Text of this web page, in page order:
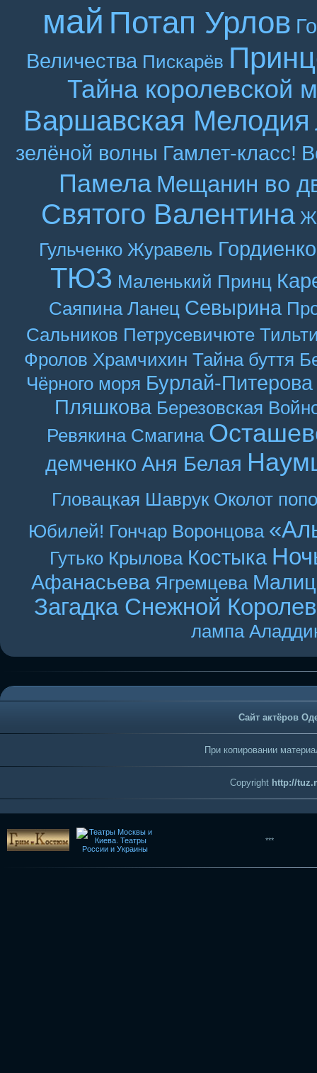
май Потап Урлов
Величества Пискарёв
Тайна королевской
Варшавская Мелодия
зелёной волны Гамлет-класс!
Памела Мещанин во
Святого Валентина
Гульченко Журавель Гордиенко
ТЮЗ Маленький Принц
Саяпина Ланец Севырина
Сальников Петрусевичюте
Фролов Храмчихин Тайна буття
Чёрного моря Бурлай-Питерова
Пляшкова Березовская
Ревякина Смагина
демченко Аня Белая
Гловацкая Шаврук Околот
Юбилей! Гончар Воронцова
Гутько Крылова Костыка
Афанасьева Ягремцева
Загадка Снежной
лампа
Сайт актёров
При копировании
Copyright http://
***